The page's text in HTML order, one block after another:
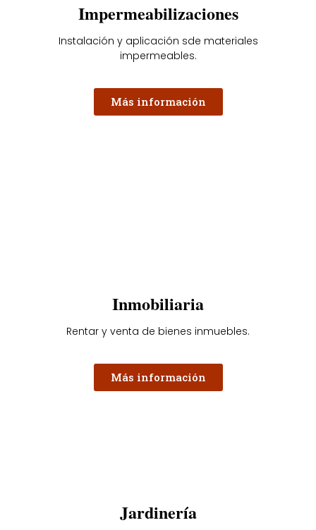
Impermeabilizaciones
Instalación y aplicación sde materiales
impermeables.
Más información
Inmobiliaria
Rentar y venta de bienes inmuebles.
Más información
Jardinería